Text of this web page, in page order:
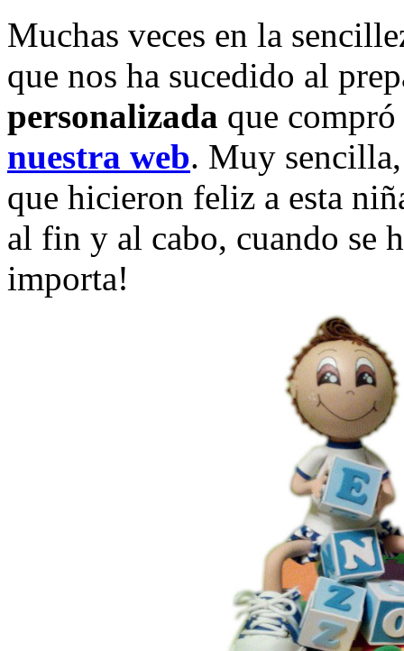
Muchas veces en la
que nos ha sucedido al
personalizada que
nuestra web. Muy
que hicieron feliz a esta
al fin y al cabo, cuando se
importa!